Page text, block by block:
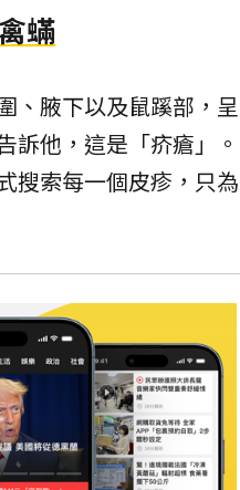
蟎
、腋下以及鼠蹊部，呈
訴他，這是「疥瘡」。
搜索每一個皮疹，只為